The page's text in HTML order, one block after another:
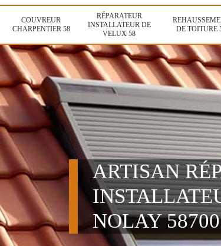
COUVREUR
CHARPENTIER 58
RÉPARATEUR
INSTALLATEUR DE
VELUX 58
DE TOITURE
ARTISAN
NOLAY 58700